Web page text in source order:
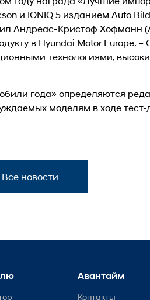
и IONIQ 5 изданием Auto
Андреас-Кристоф Хофманн
в Hyundai Motor Europe.
технологиями,
года» определяются
моделям в ходе
Все новости
Авантайм
Контакты